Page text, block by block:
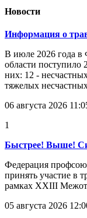
Новости
Информация о
В июле 2026 года в
области поступило
них: 12 -
тяжелых
06 августа 2026
1
Быстрее! Выше!
Федерация
принять участие в
рамках XXIII
05 августа 2026